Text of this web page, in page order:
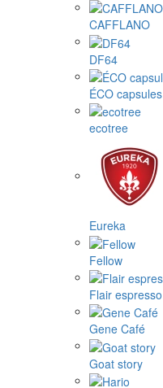
CAFFLANO
DF64
ÉCO capsules
ecotree
Eureka
Fellow
Flair espresso
Gene Café
Goat story